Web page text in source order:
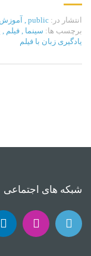
انتشار در: public
, آموزش
برچسب ها: سینما , فیلم ,
یادگیری زبان با فیلم
شبکه های اجتماعی